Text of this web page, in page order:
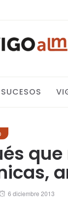
SUCESOS
Posted
6 diciembre 2013